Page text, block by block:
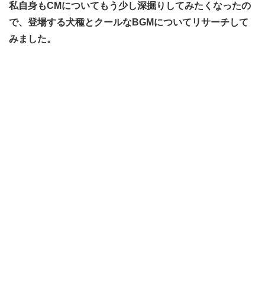
私自身もCMについてもう少し深掘りしてみたくなったの
で、登場する犬種とクールなBGMについてリサーチして
みました。